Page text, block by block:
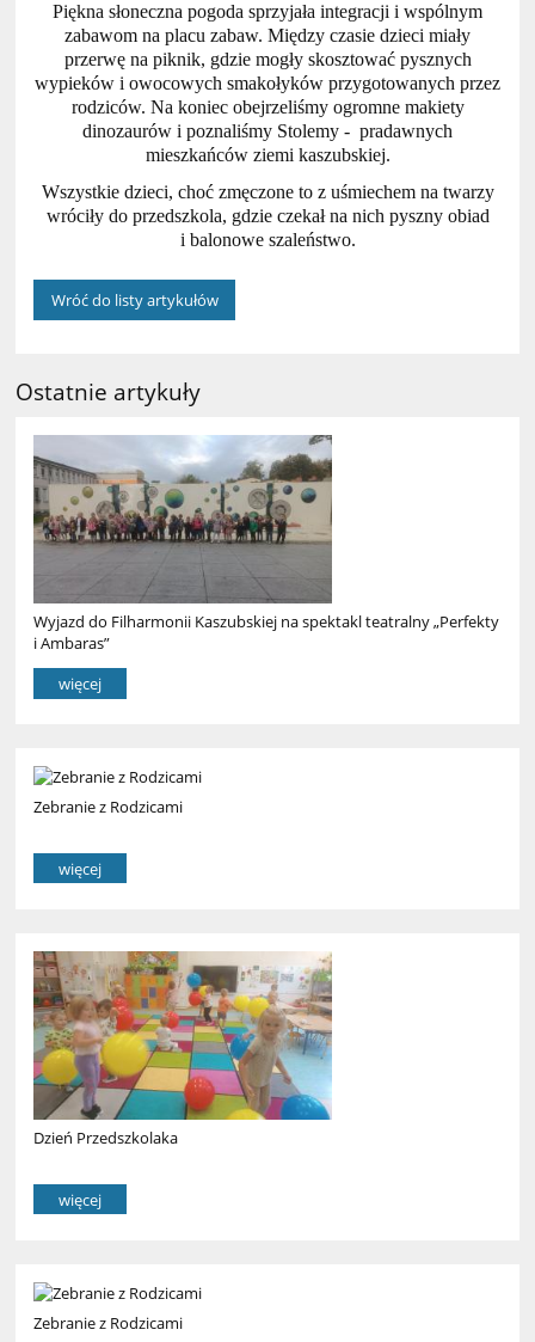
Piękna słoneczna pogoda sprzyjała integracji i wspólnym
zabawom na placu zabaw. Między czasie dzieci miały
przerwę na piknik, gdzie mogły skosztować pysznych
wypieków i owocowych smakołyków przygotowanych przez
rodziców. Na koniec obejrzeliśmy ogromne makiety
dinozaurów i poznaliśmy Stolemy - pradawnych
mieszkańców ziemi kaszubskiej.
Wszystkie dzieci, choć zmęczone to z uśmiechem na twarzy
wróciły do przedszkola, gdzie czekał na nich pyszny obiad
i balonowe szaleństwo.
Wróć do listy artykułów
Ostatnie artykuły
Wyjazd do Filharmonii Kaszubskiej na spektakl teatralny „Perfekty
i Ambaras”
więcej
Zebranie z Rodzicami
więcej
Dzień Przedszkolaka
więcej
Zebranie z Rodzicami